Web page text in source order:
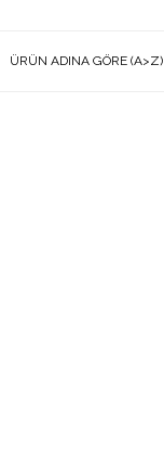
ÜRÜN ADINA GÖRE (A>Z)